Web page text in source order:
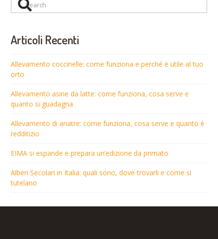
Search
Articoli Recenti
Allevamento coccinelle: come funziona e perché è utile al tuo
orto
Allevamento asine da latte: come funziona, cosa serve e
quanto si guadagna
Allevamento di anatre: come funziona, cosa serve e quanto è
redditizio
EIMA si espande e prepara un’edizione da primato
Alberi Secolari in Italia: quali sono, dove trovarli e come si
tutelano